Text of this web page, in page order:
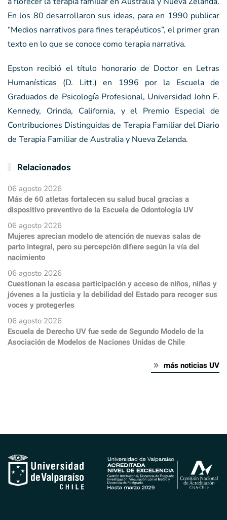
En los 80 desarrollaron sus ideas, para en 1990 publicar
“Medios narrativos para fines terapéuticos”, el primer gran
texto en lo que se conoce como terapia narrativa.
Epston recibió el título honorario de Doctor en Letras
Humanísticas (D. Litt.) en 1996 por la Escuela de
Graduados de Psicología Profesional, Universidad John F.
Kennedy, Orinda, California, y el Premio Especial de
Contribuciones Distinguidas de Terapia Familiar del Diario
de Terapia Familiar de Australia y Nueva Zelanda.
Relacionados
06 agosto 2026
Más de 60 atletas fortalecen su salud bucal gracias a
dispositivo preventivo de la Escuela de Odontología UV
06 agosto 2026
Mujeres aprecian modelo de atención de nuevas salas de
parto integral, pero su percepción difiere según la vía del
nacimiento
06 agosto 2026
Cuestionan la escasa participación y acceso de niños, niñas y
jóvenes a la justicia y la debilidad del Estado para recoger sus
voces y protegerles
06 agosto 2026
Escuela de Derecho UV fue sede de Segundo Modelo de la
Asociación de Modelos de Naciones Unidas de Chile
más noticias UV